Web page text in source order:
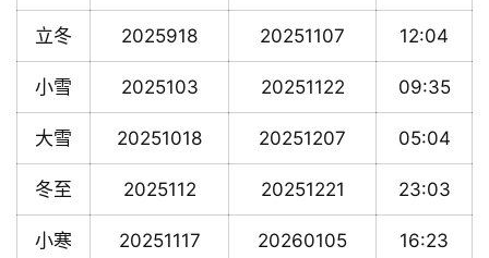
立冬 2025918 20251107 12:04
小雪 2025103 20251122 09:35
大雪 20251018 20251207 05:04
冬至 2025112 20251221 23:03
小寒 20251117 20260105 16:23